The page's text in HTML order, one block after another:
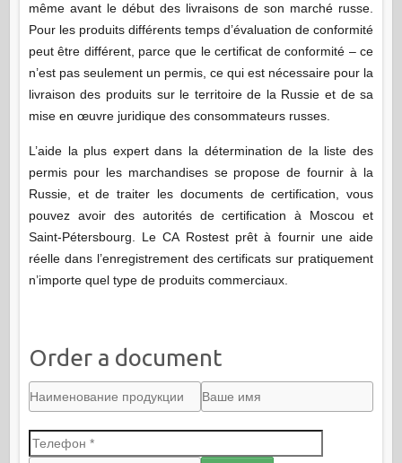
même avant le début des livraisons de son marché russe.
Pour les produits différents temps d’évaluation de conformité
peut être différent, parce que le certificat de conformité – ce
n’est pas seulement un permis, ce qui est nécessaire pour la
livraison des produits sur le territoire de la Russie et de sa
mise en œuvre juridique des consommateurs russes.
L’aide la plus expert dans la détermination de la liste des
permis pour les marchandises se propose de fournir à la
Russie, et de traiter les documents de certification, vous
pouvez avoir des autorités de certification à Moscou et
Saint-Pétersbourg. Le CA Rostest prêt à fournir une aide
réelle dans l’enregistrement des certificats sur pratiquement
n’importe quel type de produits commerciaux.
Order a document